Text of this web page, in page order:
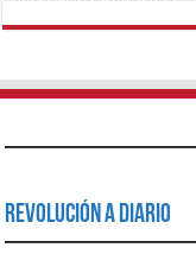
Revolución a Diario